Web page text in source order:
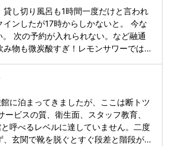
the quality of the food and the new
to be very inexpensive despite the
for money is incredibly high,
Highly recommended. 施設の
さは否めませんが、部屋の扉を開ける
います。温泉の泉質も素晴らしいで
品一品に心がこもっていて、本当に美
面の古さという小さな欠点を補って余
屋のクオリティが高く、コストパフォ
います。期待を大きく超える満足度で
貸し切り風呂も1時間一度だけと言われ
ンしたが17時からしかないと。 今な
次の予約が入れられない。など融通
物も微炭酸すぎ！レモンサワーではな
たやつに汁を入れるだけだからと。 翌
誰も入れてない。 なら入らせてほしか
でなのでゆっくりできない。 1人のスタ
親戚でも気分悪くなるばかり。 教育し
に泊まってきましたが、ここは断トツ
ービスの質、衛生面、スタッフ教育、
呼べるレベルに達していません。二度